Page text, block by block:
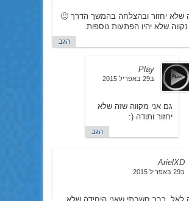
שלא יחזור ובהצלחה בהמשך הדרך 🙂
נקווה שלא יהיו הפתעות נוספות.
הגב
Play
ב29 באפריל 2015
גם אני מקווה שזה שלא
יחזור ותודה (:
הגב
ArielXD
ב29 באפריל 2015